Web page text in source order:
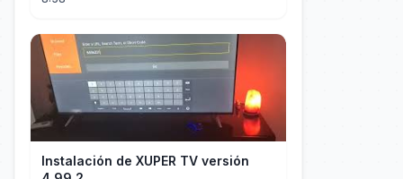
Instalación de XUPER TV versión